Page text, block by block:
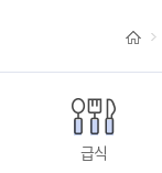
급식